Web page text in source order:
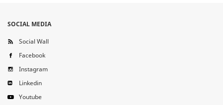
SOCIAL MEDIA
Social Wall
Facebook
Instagram
Linkedin
Youtube